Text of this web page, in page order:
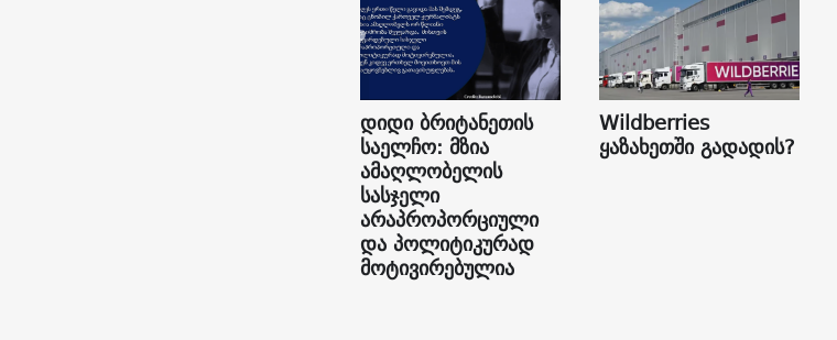
დიდი ბრიტანეთის
საელჩო: მზია
ამაღლობელის
სასჯელი
არაპროპორციული
და პოლიტიკურად
მოტივირებულია
Wildberries
ყაზახეთში გადადის?